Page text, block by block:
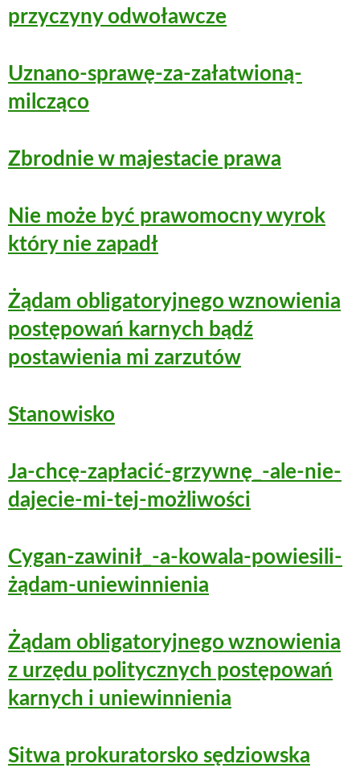
przyczyny odwoławcze
Uznano-sprawę-za-załatwioną-
milcząco
Zbrodnie w majestacie prawa
Nie może być prawomocny wyrok
który nie zapadł
Żądam obligatoryjnego wznowienia
postępowań karnych bądź
postawienia mi zarzutów
Stanowisko
Ja-chcę-zapłacić-grzywnę_-ale-nie-
dajecie-mi-tej-możliwości
Cygan-zawinił_-a-kowala-powiesili-
żądam-uniewinnienia
Żądam obligatoryjnego wznowienia
z urzędu politycznych postępowań
karnych i uniewinnienia
Sitwa prokuratorsko sędziowska